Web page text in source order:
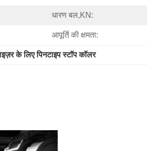
धारण बल,KN:
आपूर्ति की क्षमता:
के लिए पिनटाइप स्टॉप कॉलर